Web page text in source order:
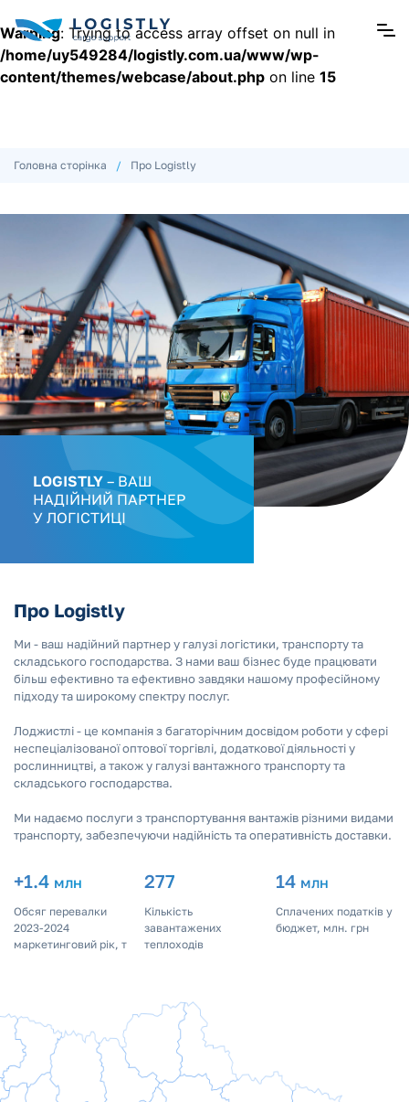
Warning: Trying to access array offset on null in
/home/uy549284/logistly.com.ua/www/wp-
content/themes/webcase/about.php on line 15
Головна сторінка / Про Logistly
LOGISTLY – ВАШ
НАДІЙНИЙ ПАРТНЕР
У ЛОГІСТИЦІ
Про Logistly
Ми - ваш надійний партнер у галузі логістики, транспорту та
складського господарства. З нами ваш бізнес буде працювати
більш ефективно та ефективно завдяки нашому професійному
підходу та широкому спектру послуг.
Лоджистлі - це компанія з багаторічним досвідом роботи у сфері
неспеціалізованої оптової торгівлі, додаткової діяльності у
рослинництві, а також у галузі вантажного транспорту та
складського господарства.
Ми надаємо послуги з транспортування вантажів різними видами
транспорту, забезпечуючи надійність та оперативність доставки.
+1.4 млн
Обсяг перевалки
2023-2024
маркетинговий рік, т
278
Кількість
завантажених
теплоходів
14 млн
Сплачених податків у
бюджет, млн. грн